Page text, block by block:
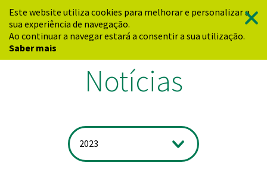
Este website utiliza cookies para melhorar e personalizar a
sua experiência de navegação.
Ao continuar a navegar estará a consentir a sua utilização.
Saber mais
Notícias
2023